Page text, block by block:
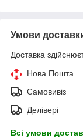
Умови
Доставка
Нова Пошта
Самовивіз
Делівері
Всі умови